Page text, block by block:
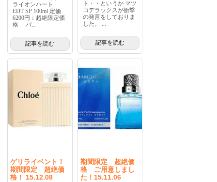
ライオンハート
EDT SP 100ml 定価
6200円 ↓ 超絶限定価
格 パ...
記事を読む
ト・・というか マツ
コデラックスが衝撃
の発言をしておりま
した。 ...
記事を読む
ゲリライベント！
期間限定 超絶価
格！ 15.12.08
期間限定 超絶価
格 ご用意しまし
た！15.11.06